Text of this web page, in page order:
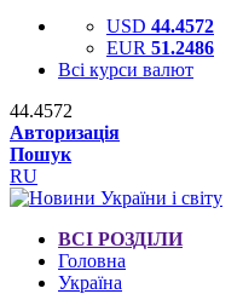
USD 44.4572
EUR 51.2486
Всі курси валют
44.4572
Авторизація
Пошук
RU
ВСІ РОЗДІЛИ
Головна
Україна